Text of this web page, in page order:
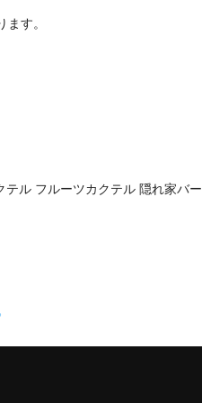
ます。
テル フルーツカクテル 隠れ家バ